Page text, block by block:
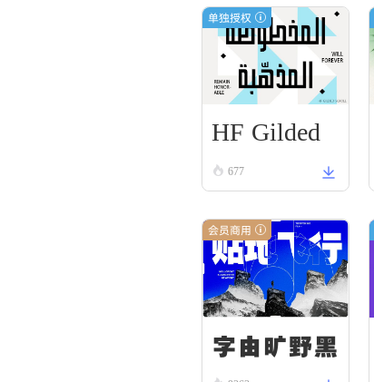
单独授权
HF Gilded
Scroll
677
会员商用
字由旷野黑